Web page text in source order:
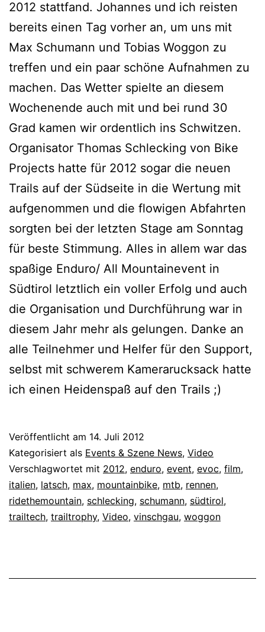
2012 stattfand. Johannes und ich reisten
bereits einen Tag vorher an, um uns mit
Max Schumann und Tobias Woggon zu
treffen und ein paar schöne Aufnahmen zu
machen. Das Wetter spielte an diesem
Wochenende auch mit und bei rund 30
Grad kamen wir ordentlich ins Schwitzen.
Organisator Thomas Schlecking von Bike
Projects hatte für 2012 sogar die neuen
Trails auf der Südseite in die Wertung mit
aufgenommen und die flowigen Abfahrten
sorgten bei der letzten Stage am Sonntag
für beste Stimmung. Alles in allem war das
spaßige Enduro/ All Mountainevent in
Südtirol letztlich ein voller Erfolg und auch
die Organisation und Durchführung war in
diesem Jahr mehr als gelungen. Danke an
alle Teilnehmer und Helfer für den Support,
selbst mit schwerem Kamerarucksack hatte
ich einen Heidenspaß auf den Trails ;)
Veröffentlicht am 14. Juli 2012
Kategorisiert als Events & Szene News, Video
Verschlagwortet mit 2012, enduro, event, evoc, film,
italien, latsch, max, mountainbike, mtb, rennen,
ridethemountain, schlecking, schumann, südtirol,
trailtech, trailtrophy, Video, vinschgau, woggon